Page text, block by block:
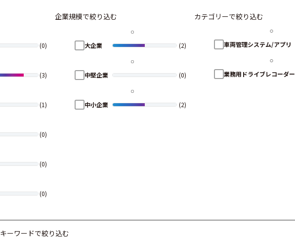
(0)
(3)
(1)
(0)
(0)
(0)
企業規模で絞り込む
大企業 (2)
中堅企業 (0)
中小企業 (2)
カテゴリーで絞り込む
車両管理システム/アプリ
業務用ドライブレコーダー
キーワードで絞り込む